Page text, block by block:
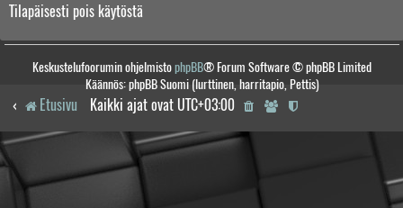
Tilapäisesti pois käytöstä
Keskustelufoorumin ohjelmistophpBB® Forum Software © phpBB Limited
Käännös: phpBB Suomi (lurttinen, harritapio, Pettis)
Etusivu Kaikki ajat ovat UTC+03:00